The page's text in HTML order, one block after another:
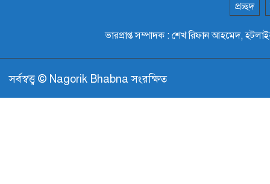
প্রচ্ছদ
ভারপ্রাপ্ত সম্পাদক : শেখ রিফান আহমেদ,
সর্বস্বত্ত্ব © Nagorik Bhabna সংরক্ষিত